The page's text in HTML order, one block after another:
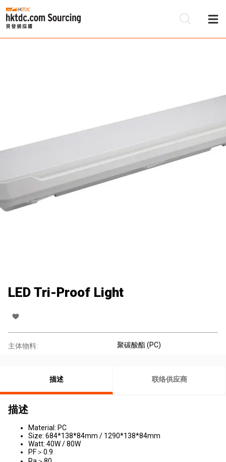
LED Tri-Proof Light
主体物料: 聚碳酸酯 (PC)
描述 联络供应商
描述
Material: PC
Size: 684*138*84mm / 1290*138*84mm
Watt: 40W / 80W
PF＞0.9